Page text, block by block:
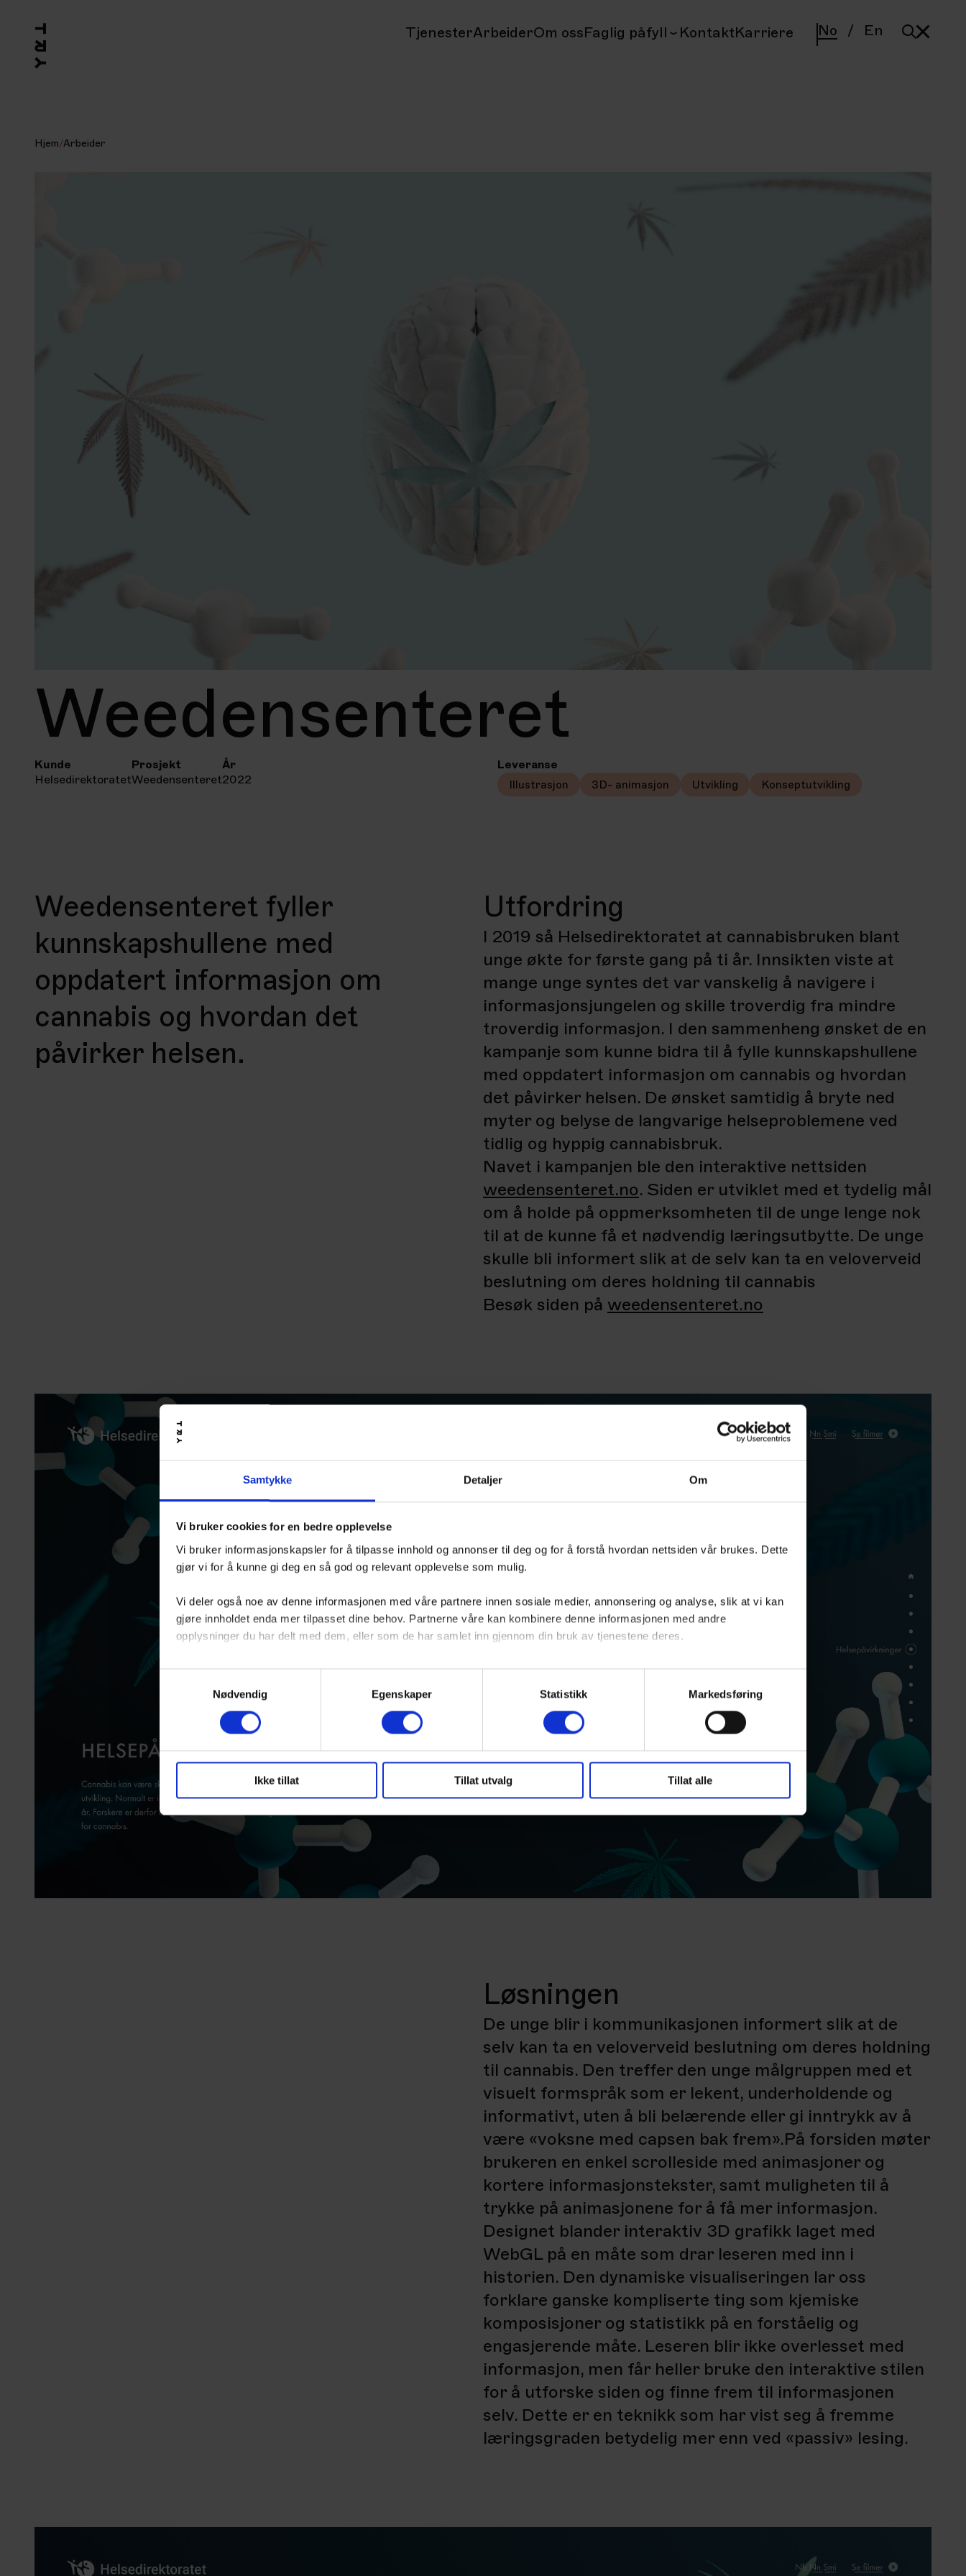
Samtykke Detaljer Om
Vi bruker cookies for en bedre opplevelse
Vi bruker informasjonskapsler for å tilpasse innhold og annonser til deg og for å forstå hvordan nettsiden vår brukes. Dette
gjør vi for å kunne gi deg en så god og relevant opplevelse som mulig.
Vi deler også noe av denne informasjonen med våre partnere innen sosiale medier, annonsering og analyse, slik at vi kan
gjøre innholdet enda mer tilpasset dine behov. Partnerne våre kan kombinere denne informasjonen med andre
opplysninger du har delt med dem, eller som de har samlet inn gjennom din bruk av tjenestene deres.
Du har full kontroll over hvilke cookies du vil tillate, og vi oppfordrer deg til å lese mer om hvordan vi bruker dataene for å
skape en bedre opplevelse for deg.
Nødvendig
Egenskaper Statistikk Markedsføring
Ikke tillat Tillat utvalg Tillat alle
TjenesterArbeiderOm ossFaglig påfyll KontaktKarriere No / En
Hjem/Arbeider
Weedensenteret
Kunde
Helsedirektoratet
Prosjekt
Weedensenteret
År
2022
Leveranse
Illustrasjon 3D- animasjon Utvikling Konseptutvikling
Weedensenteret fyller
kunnskapshullene med
oppdatert informasjon om
cannabis og hvordan det
påvirker helsen.
Utfordring
I 2019 så Helsedirektoratet at cannabisbruken blant
unge økte for første gang på ti år. Innsikten viste at
mange unge syntes det var vanskelig å navigere i
informasjonsjungelen og skille troverdig fra mindre
troverdig informasjon. I den sammenheng ønsket de en
kampanje som kunne bidra til å fylle kunnskapshullene
med oppdatert informasjon om cannabis og hvordan
det påvirker helsen. De ønsket samtidig å bryte ned
myter og belyse de langvarige helseproblemene ved
tidlig og hyppig cannabisbruk.
Navet i kampanjen ble den interaktive nettsiden
weedensenteret.no. Siden er utviklet med et tydelig mål
om å holde på oppmerksomheten til de unge lenge nok
til at de kunne få et nødvendig læringsutbytte. De unge
skulle bli informert slik at de selv kan ta en veloverveid
beslutning om deres holdning til cannabis
Besøk siden på weedensenteret.no
Løsningen
De unge blir i kommunikasjonen informert slik at de
selv kan ta en veloverveid beslutning om deres holdning
til cannabis. Den treffer den unge målgruppen med et
visuelt formspråk som er lekent, underholdende og
informativt, uten å bli belærende eller gi inntrykk av å
være «voksne med capsen bak frem».På forsiden møter
brukeren en enkel scrolleside med animasjoner og
kortere informasjonstekster, samt muligheten til å
trykke på animasjonene for å få mer informasjon.
Designet blander interaktiv 3D grafikk laget med
WebGL på en måte som drar leseren med inn i
historien. Den dynamiske visualiseringen lar oss
forklare ganske kompliserte ting som kjemiske
komposisjoner og statistikk på en forståelig og
engasjerende måte. Leseren blir ikke overlesset med
informasjon, men får heller bruke den interaktive stilen
for å utforske siden og finne frem til informasjonen
selv. Dette er en teknikk som har vist seg å fremme
læringsgraden betydelig mer enn ved «passiv» lesing.